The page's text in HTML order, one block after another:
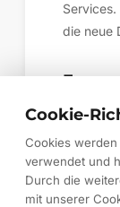
die neue
Wenn
wenden
Cookie-
Cookies
verwendet und
Durch die
mit unserer